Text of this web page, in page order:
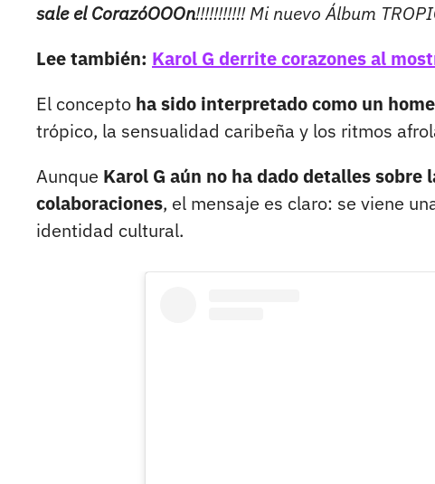
sale el CorazóOOOn!!!!!!!!!!! Mi nuevo Álbum
Lee también: Karol G derrite corazones al
El concepto ha sido interpretado como un
trópico, la sensualidad caribeña y los ritmos
Aunque Karol G aún no ha dado detalles
colaboraciones, el mensaje es claro: se viene
identidad cultural.